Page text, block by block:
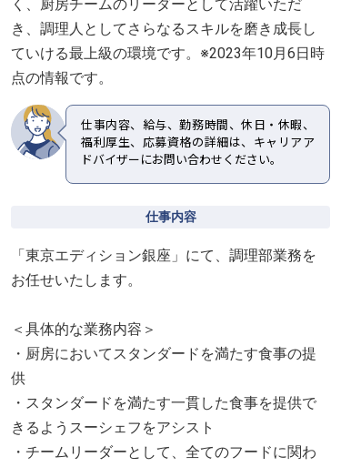
く、厨房チームのリーダーとして活躍いただ
き、調理人としてさらなるスキルを磨き成長し
ていける最上級の環境です。※2023年10月6日時
点の情報です。
仕事内容、給与、勤務時間、休日・休暇、
福利厚生、応募資格の詳細は、キャリアア
ドバイザーにお問い合わせください。
仕事内容
「東京エディション銀座」にて、調理部業務を
お任せいたします。
＜具体的な業務内容＞
・厨房においてスタンダードを満たす食事の提
供
・スタンダードを満たす一貫した食事を提供で
きるようスーシェフをアシスト
・チームリーダーとして、全てのフードに関わ